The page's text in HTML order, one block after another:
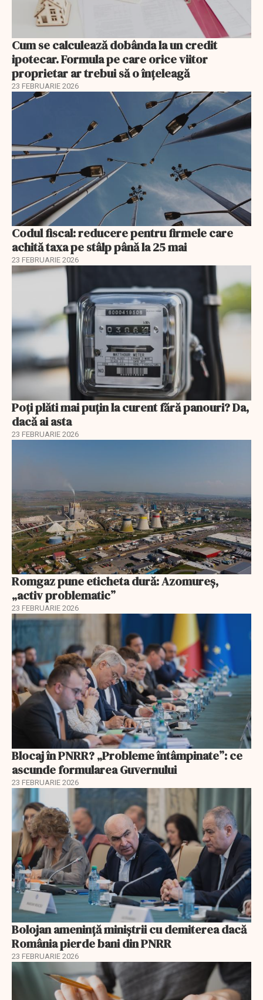
Cum se calculează dobânda la un credit
ipotecar. Formula pe care orice viitor
proprietar ar trebui să o înțeleagă
23 FEBRUARIE 2026
Codul fiscal: reducere pentru firmele care
achită taxa pe stâlp până la 25 mai
23 FEBRUARIE 2026
Poți plăti mai puțin la curent fără panouri? Da,
dacă ai asta
23 FEBRUARIE 2026
Romgaz pune eticheta dură: Azomureș,
„activ problematic”
23 FEBRUARIE 2026
Blocaj în PNRR? „Probleme întâmpinate”: ce
ascunde formularea Guvernului
23 FEBRUARIE 2026
Bolojan amenință miniștrii cu demiterea dacă
România pierde bani din PNRR
23 FEBRUARIE 2026